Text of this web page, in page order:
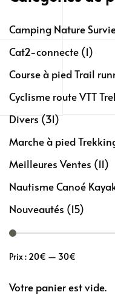
Camping Nature
Cat2-connecte (1)
Course à pied Trail
Cyclisme route VTT
Divers (31)
Marche à pied
Meilleures Ventes (11)
Nautisme Canoé
Nouveautés (15)
Prix
min
Prix
max
Prix : 20€ — 30€
Votre panier est vide.